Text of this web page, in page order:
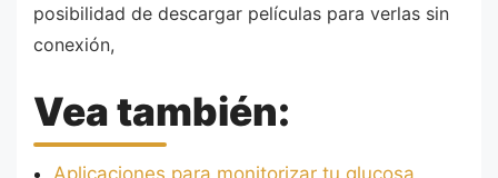
posibilidad de descargar películas para verlas sin
conexión,
Vea también:
Aplicaciones para monitorizar tu glucosa